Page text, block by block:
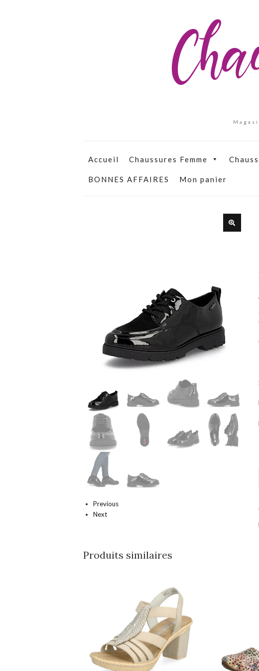
Accueil Chaussures Femme
BONNES AFFAIRES Mon panier
Previous
Next
Produits similaires